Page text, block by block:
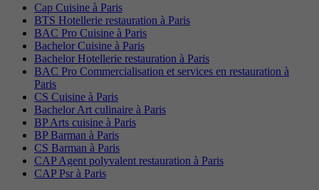
Cap Cuisine à Paris
BTS Hotellerie restauration à Paris
BAC Pro Cuisine à Paris
Bachelor Cuisine à Paris
Bachelor Hotellerie restauration à Paris
BAC Pro Commercialisation et services en restauration à
Paris
CS Cuisine à Paris
Bachelor Art culinaire à Paris
BP Arts cuisine à Paris
BP Barman à Paris
CS Barman à Paris
CAP Agent polyvalent restauration à Paris
CAP Psr à Paris